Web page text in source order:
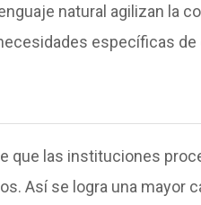
natural agilizan la
específicas de
que las instituciones
Así se logra una mayor